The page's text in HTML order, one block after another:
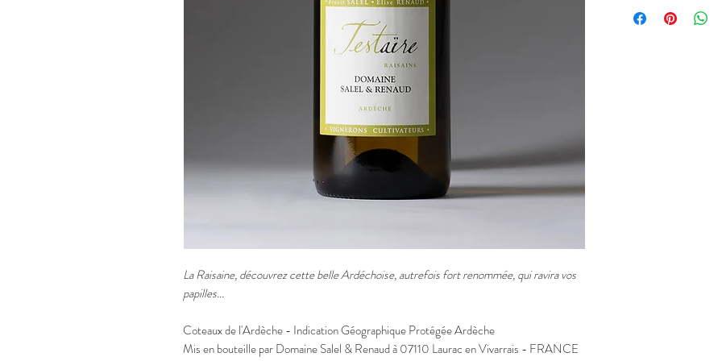
La Raisaine, découvrez cette belle Ardéchoise, autrefois fort renommée, qui ravira vos
papilles...
Coteaux de l'Ardèche - Indication Géographique Protégée Ardèche
Mis en bouteille par Domaine Salel & Renaud à 07110 Laurac en Vivarrais - FRANCE
Grès du Trias